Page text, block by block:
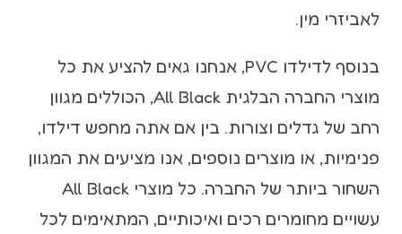
לאביזרי מין.
בנוסף לדילדו PVC, אנחנו גאים להציע את כל
מוצרי החברה הבלגית All Black, הכוללים מגוון
רחב של גדלים וצורות. בין אם אתה מחפש דילדו,
פנימיות, או מוצרים נוספים, אנו מציעים את המגוון
השחור ביותר של החברה. כל מוצרי All Black
עשויים מחומרים רכים ואיכותיים, המתאימים לכל